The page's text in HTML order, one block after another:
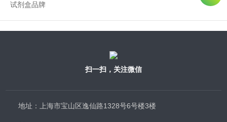
试剂盒品牌
扫一扫，关注微信
地址：上海市宝山区逸仙路1328号6号楼3楼